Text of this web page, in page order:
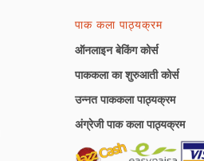
पाक कला पाठ्यक्रम
ऑनलाइन बेकिंग कोर्स
पाककला का शुरुआती कोर्स
उन्नत पाककला पाठ्यक्रम
अंग्रेजी पाक कला पाठ्यक्रम